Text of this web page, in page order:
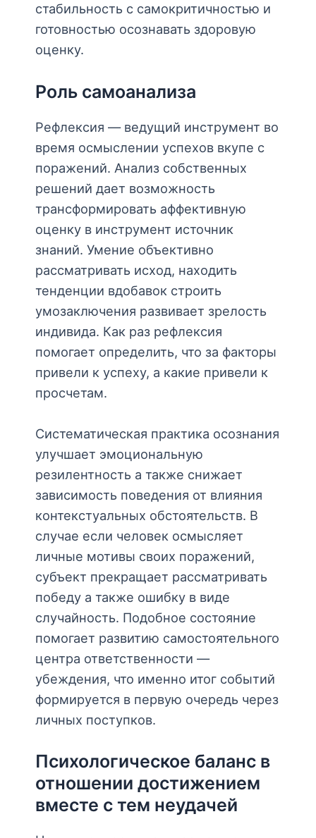
стабильность с самокритичностью и
готовностью осознавать здоровую
оценку.
Роль самоанализа
Рефлексия — ведущий инструмент во
время осмыслении успехов вкупе с
поражений. Анализ собственных
решений дает возможность
трансформировать аффективную
оценку в инструмент источник
знаний. Умение объективно
рассматривать исход, находить
тенденции вдобавок строить
умозаключения развивает зрелость
индивида. Как раз рефлексия
помогает определить, что за факторы
привели к успеху, а какие привели к
просчетам.
Систематическая практика осознания
улучшает эмоциональную
резилентность а также снижает
зависимость поведения от влияния
контекстуальных обстоятельств. В
случае если человек осмысляет
личные мотивы своих поражений,
субъект прекращает рассматривать
победу а также ошибку в виде
случайность. Подобное состояние
помогает развитию самостоятельного
центра ответственности —
убеждения, что именно итог событий
формируется в первую очередь через
личных поступков.
Психологическое баланс в
отношении достижением
вместе с тем неудачей